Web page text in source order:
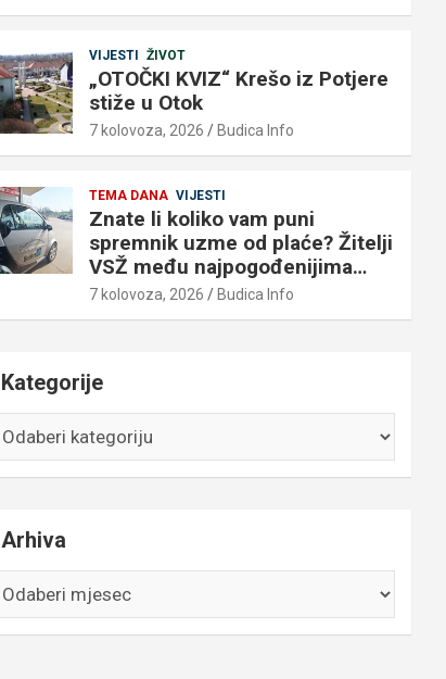
VIJESTI ŽIVOT
„OTOČKI KVIZ“ Krešo iz Potjere
stiže u Otok
7 kolovoza, 2026 Budica Info
TEMA DANA VIJESTI
Znate li koliko vam puni
spremnik uzme od plaće? Žitelji
VSŽ među najpogođenijima…
7 kolovoza, 2026 Budica Info
Kategorije
Arhiva